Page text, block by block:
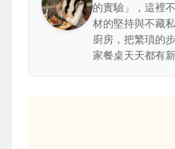
的實驗」，這裡
材的堅持與不藏
廚房，把繁瑣的
家餐桌天天都有新